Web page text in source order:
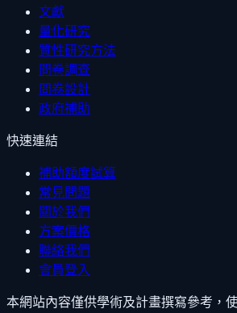
文獻
量化研究
質性研究方法
問卷調查
問卷設計
政府補助
快速連結
補助額度試算
常見問題
關於我們
方案價格
聯絡我們
會員登入
本網站內容僅供學術及計畫撰寫參考，